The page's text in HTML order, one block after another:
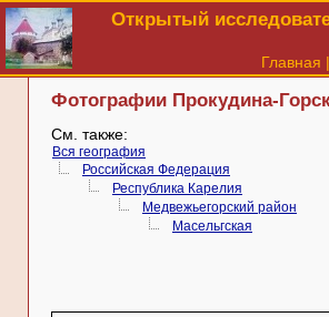
Открытый
Главная |
Фотографии Прокудина-
См. также:
Вся география
Российская Федерация
Республика Карелия
Медвежьегорский район
Масельгская